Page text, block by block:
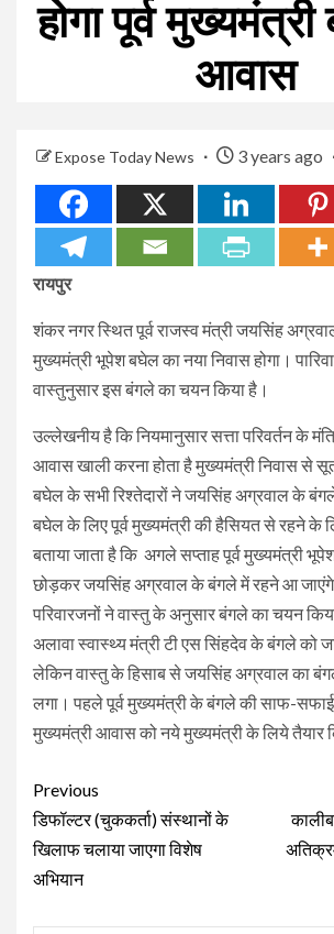
होगा पूर्व
आवास
Expose Today News 3 years ago
रायपुर
शंकर नगर स्थित पूर्व राजस्व मंत्री जयसिंह
मुख्यमंत्री भूपेश बघेल का नया निवास होगा।
वास्तुनुसार इस बंगले का चयन किया है।
उल्लेखनीय है कि नियमानुसार सत्ता परिवर्तन के
आवास खाली करना होता है मुख्यमंत्री निवास से
बघेल के सभी रिश्तेदारों ने जयसिंह अग्रवाल के
बघेल के लिए पूर्व मुख्यमंत्री की हैसियत से रहने के
बताया जाता है कि अगले सप्ताह पूर्व मुख्यमंत्री
छोड़कर जयसिंह अग्रवाल के बंगले में रहने आ
परिवारजनों ने वास्तु के अनुसार बंगले का चयन
अलावा स्वास्थ्य मंत्री टी एस सिंहदेव के बंगले को
लेकिन वास्तु के हिसाब से जयसिंह अग्रवाल का
लगा। पहले पूर्व मुख्यमंत्री के बंगले की साफ-सफाई
मुख्यमंत्री आवास को नये मुख्यमंत्री के लिये तैयार
Continue
Reading
Previous
डिफॉल्टर (चुककर्ता) संस्थानों के
खिलाफ चलाया जाएगा विशेष
अभियान